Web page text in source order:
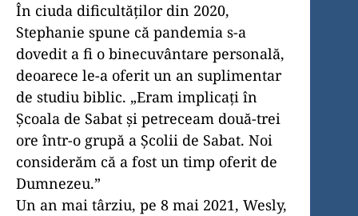
În ciuda dificultăților din 2020,
Stephanie spune că pandemia s-a
dovedit a fi o binecuvântare personală,
deoarece le-a oferit un an suplimentar
de studiu biblic. „Eram implicați în
Școala de Sabat și petreceam două-trei
ore într-o grupă a Școlii de Sabat. Noi
considerăm că a fost un timp oferit de
Dumnezeu.”
Un an mai târziu, pe 8 mai 2021, Wesly,